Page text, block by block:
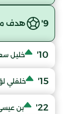
9' هدف
10' خليل
15' خلفلي
22' بن